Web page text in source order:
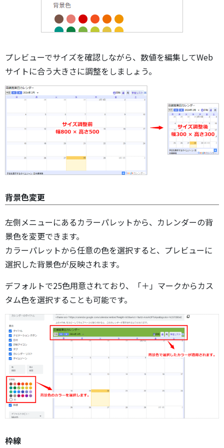
プレビューでサイズを確認しながら、数値を編集してWeb
サイトに合う大きさに調整をしましょう。
背景色変更
左側メニューにあるカラーパレットから、カレンダーの背
景色を変更できます。
カラーパレットから任意の色を選択すると、プレビューに
選択した背景色が反映されます。
デフォルトで25色用意されており、「＋」マークからカス
タム色を選択することも可能です。
枠線